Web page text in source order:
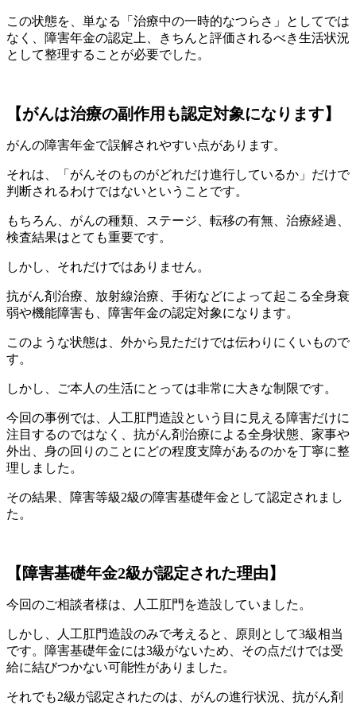
この状態を、単なる「治療中の一時的なつらさ」としてでは
なく、障害年金の認定上、きちんと評価されるべき生活状況
として整理することが必要でした。
【がんは治療の副作用も認定対象になります】
がんの障害年金で誤解されやすい点があります。
それは、「がんそのものがどれだけ進行しているか」だけで
判断されるわけではないということです。
もちろん、がんの種類、ステージ、転移の有無、治療経過、
検査結果はとても重要です。
しかし、それだけではありません。
抗がん剤治療、放射線治療、手術などによって起こる全身衰
弱や機能障害も、障害年金の認定対象になります。
このような状態は、外から見ただけでは伝わりにくいもので
す。
しかし、ご本人の生活にとっては非常に大きな制限です。
今回の事例では、人工肛門造設という目に見える障害だけに
注目するのではなく、抗がん剤治療による全身状態、家事や
外出、身の回りのことにどの程度支障があるのかを丁寧に整
理しました。
その結果、障害等級2級の障害基礎年金として認定されまし
た。
【障害基礎年金2級が認定された理由】
今回のご相談者様は、人工肛門を造設していました。
しかし、人工肛門造設のみで考えると、原則として3級相当
です。障害基礎年金には3級がないため、その点だけでは受
給に結びつかない可能性がありました。
それでも2級が認定されたのは、がんの進行状況、抗がん剤